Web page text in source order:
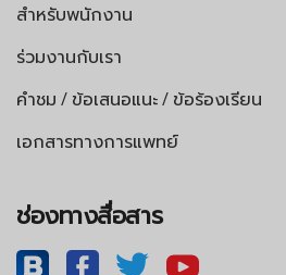
สำหรับพนักงาน
ร่วมงานกับเรา
คำชม / ข้อเสนอแนะ / ข้อร้องเรียน
เอกสารทางการแพทย์
ช่องทางสื่อสาร